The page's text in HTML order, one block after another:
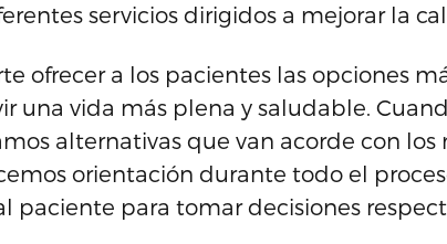
servicios dirigidos a mejorar la
ofrecer a los pacientes las opciones
una vida más plena y saludable.
alternativas que van acorde con los
orientación durante todo el
paciente para tomar decisiones